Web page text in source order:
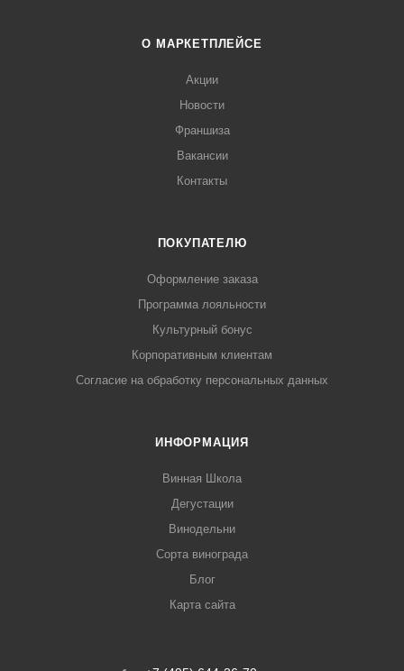
О МАРКЕТПЛЕЙСЕ
Акции
Новости
Франшиза
Вакансии
Контакты
ПОКУПАТЕЛЮ
Оформление заказа
Программа лояльности
Культурный бонус
Корпоративным клиентам
Согласие на обработку персональных данных
ИНФОРМАЦИЯ
Винная Школа
Дегустации
Винодельни
Сорта винограда
Блог
Карта сайта